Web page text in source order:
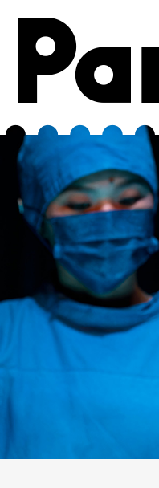
跳到主要内容区块
网站导览